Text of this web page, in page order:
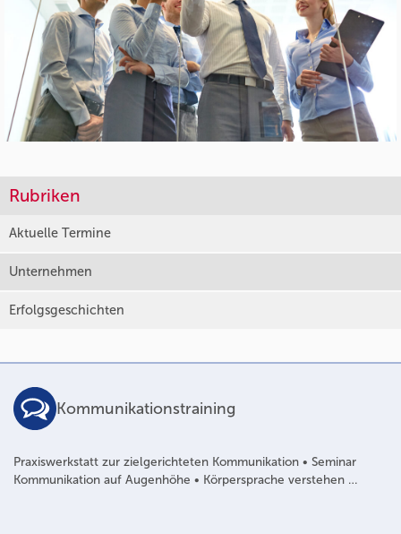
Rubriken
Aktuelle Termine
Unternehmen
Erfolgsgeschichten
Kommunikationstraining
Praxiswerkstatt zur zielgerichteten Kommunikation • Seminar
Kommunikation auf Augenhöhe • Körpersprache verstehen …